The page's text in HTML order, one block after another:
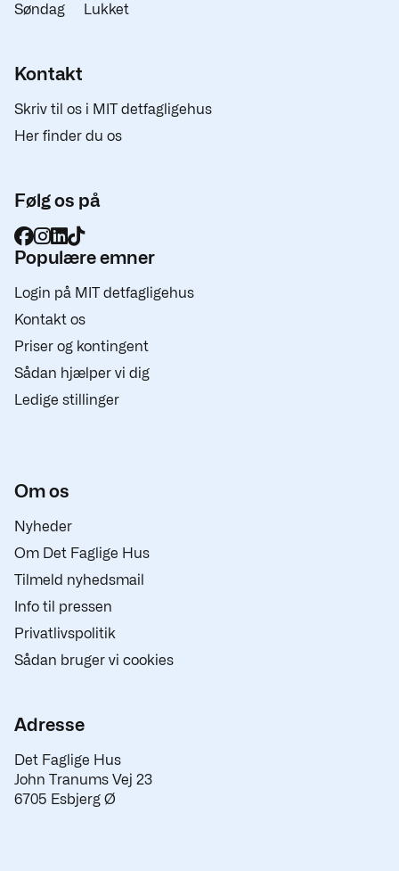
Søndag
Lukket
Kontakt
Skriv til os i MIT detfagligehus
Her finder du os
Følg os på
Populære emner
Login på MIT detfagligehus
Kontakt os
Priser og kontingent
Sådan hjælper vi dig
Ledige stillinger
Om os
Nyheder
Om Det Faglige Hus
Tilmeld nyhedsmail
Info til pressen
Privatlivspolitik
Sådan bruger vi cookies
Adresse
Det Faglige Hus
John Tranums Vej 23
6705 Esbjerg Ø